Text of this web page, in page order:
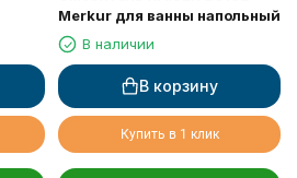
Merkur для ванны напольный
В наличии
В корзину
Купить в 1 клик